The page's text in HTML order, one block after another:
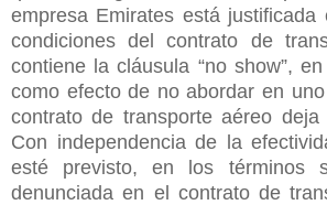
empresa Emirates está
condiciones del contrato de
contiene la cláusula “no show”,
como efecto de no abordar en
contrato de transporte aéreo
Con independencia de la
esté previsto, en los términos
denunciada en el contrato de